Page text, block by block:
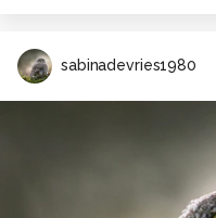
sabinadevries1980